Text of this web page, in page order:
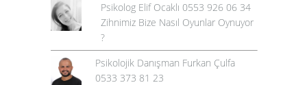
Psikolog Elif Ocaklı 0553 926 06 34
Zihnimiz Bize Nasıl Oyunlar Oynuyor
?
Psikolojik Danışman Furkan Çulfa
0533 373 81 23